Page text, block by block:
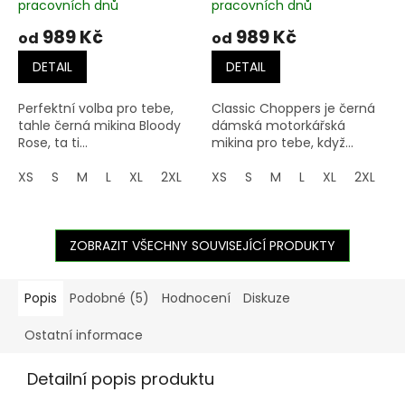
pracovních dnů
od 989 Kč
DETAIL
Perfektní volba pro tebe,
tahle černá mikina Bloody
Rose, ta ti...
XS
S M L XL 2XL 3XL 4XL 5XL
pracovních dnů
od 989 Kč
DETAIL
Classic Choppers je černá
dámská motorkářská
mikina pro tebe, když...
XS
S M L XL 2XL
ZOBRAZIT VŠECHNY SOUVISEJÍCÍ PRODUKTY
Popis Podobné (5) Hodnocení Diskuze
Ostatní informace
Detailní popis produktu